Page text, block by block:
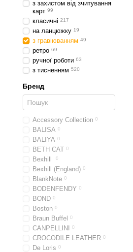
з захистом від зчитування
карт 99
класичні 217
на ланцюжку 19
з гравіюванням 49
ретро 69
ручної роботи 63
з тисненням 520
Бренд
Accessory Collection 0
BALISA 0
BALIYA 0
BETH CAT 0
Bexhill 0
Bexhill (England) 0
BlankNote 0
BODENFENDY 0
BOND 0
Boston 0
Braun Buffel 0
CANPELLINI 0
CROCODILE LEATHER 0
De Loris 0